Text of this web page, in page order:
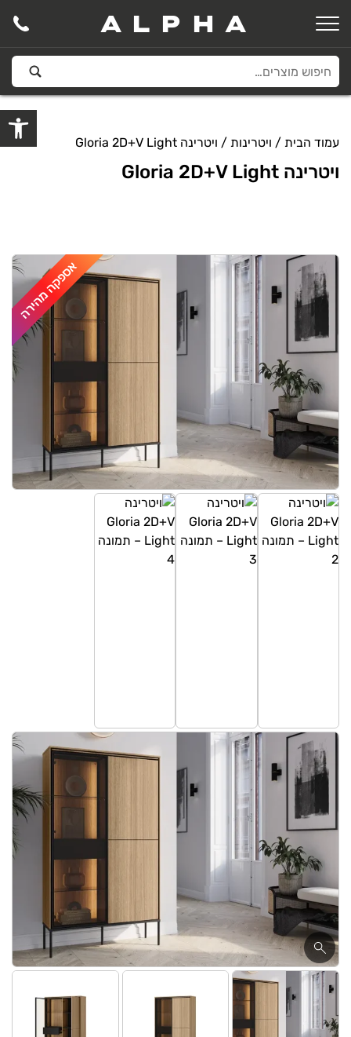
ALPHA
עמוד הבית / ויטרינות / ויטרינה Gloria 2D+V Light
אספקה מהירה
ויטרינה Gloria 2D+V Light
פתח